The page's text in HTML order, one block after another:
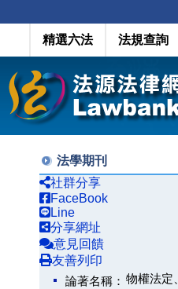
精選六法 法規查詢
法學期刊
社群分享
FaceBook
Line
分享網址
意見回饋
友善列印
論著名稱： 物權法定